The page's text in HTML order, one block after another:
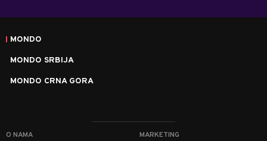
MONDO
MONDO SRBIJA
MONDO CRNA GORA
O NAMA MARKETING